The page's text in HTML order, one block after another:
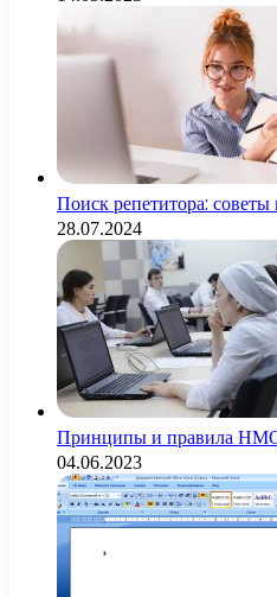
Поиск репетитора:
28.07.2024
Принципы и правила
04.06.2023